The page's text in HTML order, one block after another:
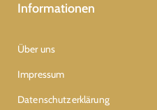
Informationen
Über uns
Impressum
Datenschutzerklärung